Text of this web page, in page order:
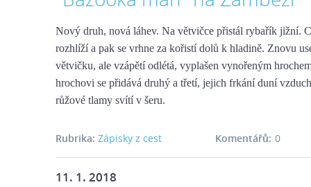
Nový druh, nová láhev. Na větvičce přistál rybařík jižní.
rozhlíží a pak se vrhne za kořistí dolů k hladině. Znovu
větvičku, ale vzápětí odlétá, vyplašen vynořeným
hrochovi se přidává druhý a třetí, jejich frkání duní
růžové tlamy svítí v šeru.
Rubrika: Zápisky z cest 0
Komentářů:
11. 1. 2018